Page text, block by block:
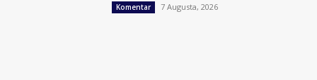
Komentar 7 Augusta, 2026